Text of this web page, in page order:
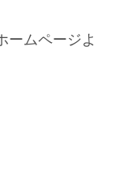
ームページよ